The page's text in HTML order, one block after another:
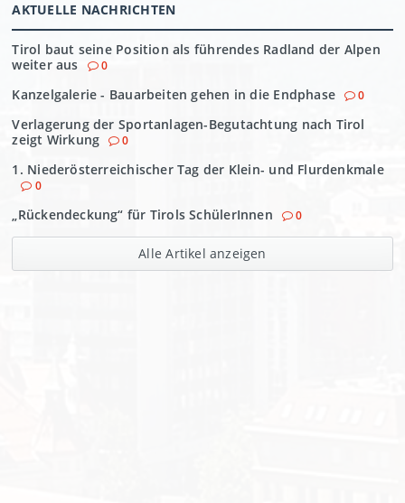
AKTUELLE NACHRICHTEN
Tirol baut seine Position als führendes Radland der Alpen
weiter aus
0
Kanzelgalerie - Bauarbeiten gehen in die Endphase 0
Verlagerung der Sportanlagen-Begutachtung nach Tirol
zeigt Wirkung
0
1. Niederösterreichischer Tag der Klein- und Flurdenkmale
0
„Rückendeckung“ für Tirols SchülerInnen 0
Alle Artikel anzeigen